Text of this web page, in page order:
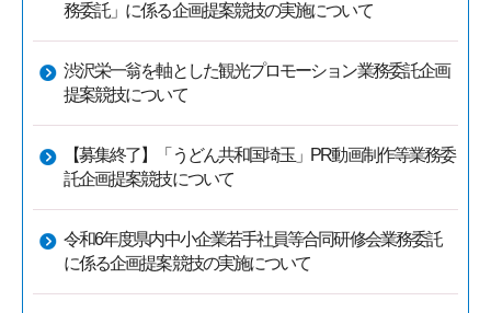
務委託」に係る企画提案競技の実施について
渋沢栄一翁を軸とした観光プロモーション業務委託企画
提案競技について
【募集終了】「うどん共和国埼玉」PR動画制作等業務委
託企画提案競技について
令和6年度県内中小企業若手社員等合同研修会業務委託
に係る企画提案競技の実施について